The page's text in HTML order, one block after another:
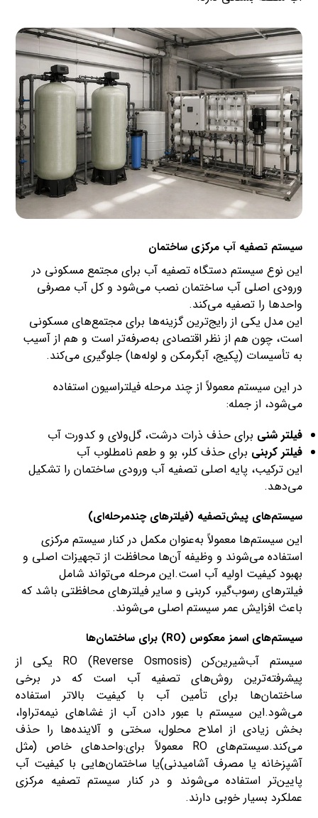
سیستم تصفیه آب مرکزی ساختمان
این نوع سیستم دستگاه تصفیه آب برای مجتمع‌ مسکونی در
ورودی اصلی آب ساختمان نصب می‌شود و کل آب مصرفی
واحدها را تصفیه می‌کند.
این مدل یکی از رایج‌ترین گزینه‌ها برای مجتمع‌های مسکونی
است، چون هم از نظر اقتصادی به‌صرفه‌تر است و هم از آسیب
به تأسیسات (پکیج، آبگرمکن و لوله‌ها) جلوگیری می‌کند.
در این سیستم معمولاً از چند مرحله فیلتراسیون استفاده
می‌شود، از جمله:
فیلتر شنی برای حذف ذرات درشت، گل‌ولای و کدورت آب
فیلتر کربنی برای حذف کلر، بو و طعم نامطلوب آب
این ترکیب، پایه اصلی تصفیه آب ورودی ساختمان را تشکیل
می‌دهد.
سیستم‌های پیش‌تصفیه (فیلترهای چندمرحله‌ای)
این سیستم‌ها معمولاً به‌عنوان مکمل در کنار سیستم مرکزی
استفاده می‌شوند و وظیفه آن‌ها محافظت از تجهیزات اصلی و
بهبود کیفیت اولیه آب است.این مرحله می‌تواند شامل
فیلترهای رسوب‌گیر، کربنی و سایر فیلترهای محافظتی باشد که
باعث افزایش عمر سیستم اصلی می‌شوند.
سیستم‌های اسمز معکوس (RO) برای ساختمان‌ها
سیستم آب‌شیرین‌کن RO (Reverse Osmosis) یکی از
پیشرفته‌ترین روش‌های تصفیه آب است که در برخی
ساختمان‌ها برای تأمین آب با کیفیت بالاتر استفاده
می‌شود.این سیستم با عبور دادن آب از غشاهای نیمه‌تراوا،
بخش زیادی از املاح محلول، سختی و آلاینده‌ها را حذف
می‌کند.سیستم‌های RO معمولاً برای:واحدهای خاص (مثل
آشپزخانه یا مصرف آشامیدنی)یا ساختمان‌هایی با کیفیت آب
پایین‌تر استفاده می‌شوند و در کنار سیستم تصفیه مرکزی
عملکرد بسیار خوبی دارند.